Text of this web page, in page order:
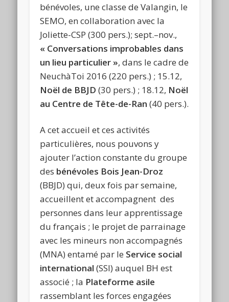
bénévoles, une classe de Valangin, le
SEMO, en collaboration avec la
Joliette-CSP (300 pers.); sept.–nov.,
« Conversations improbables dans
un lieu particulier », dans le cadre de
NeuchàToi 2016 (220 pers.) ; 15.12,
Noël de BBJD(30 pers.) ; 18.12, Noël
au Centre de Tête-de-Ran(40 pers.).
A cet accueil et ces activités
particulières, nous pouvons y
ajouter l’action constante du groupe
des bénévoles Bois Jean-Droz
(BBJD) qui, deux fois par semaine,
accueillent et accompagnent des
personnes dans leur apprentissage
du français ; le projet de parrainage
avec les mineurs non accompagnés
(MNA) entamé par le Service social
international (SSI) auquel BH est
associé ; la Plateforme asile
rassemblant les forces engagées